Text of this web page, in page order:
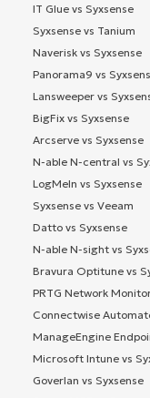
IT Glue vs Syxsense
Syxsense vs Tanium
Naverisk vs Syxsense
Panorama9 vs
Lansweeper vs
BigFix vs Syxsense
Arcserve vs Syxsense
N-able N-central vs
LogMeIn vs Syxsense
Syxsense vs Veeam
Datto vs Syxsense
N-able N-sight vs
Bravura Optitune vs
PRTG Network
Connectwise
ManageEngine
Microsoft Intune vs
Goverlan vs Syxsense